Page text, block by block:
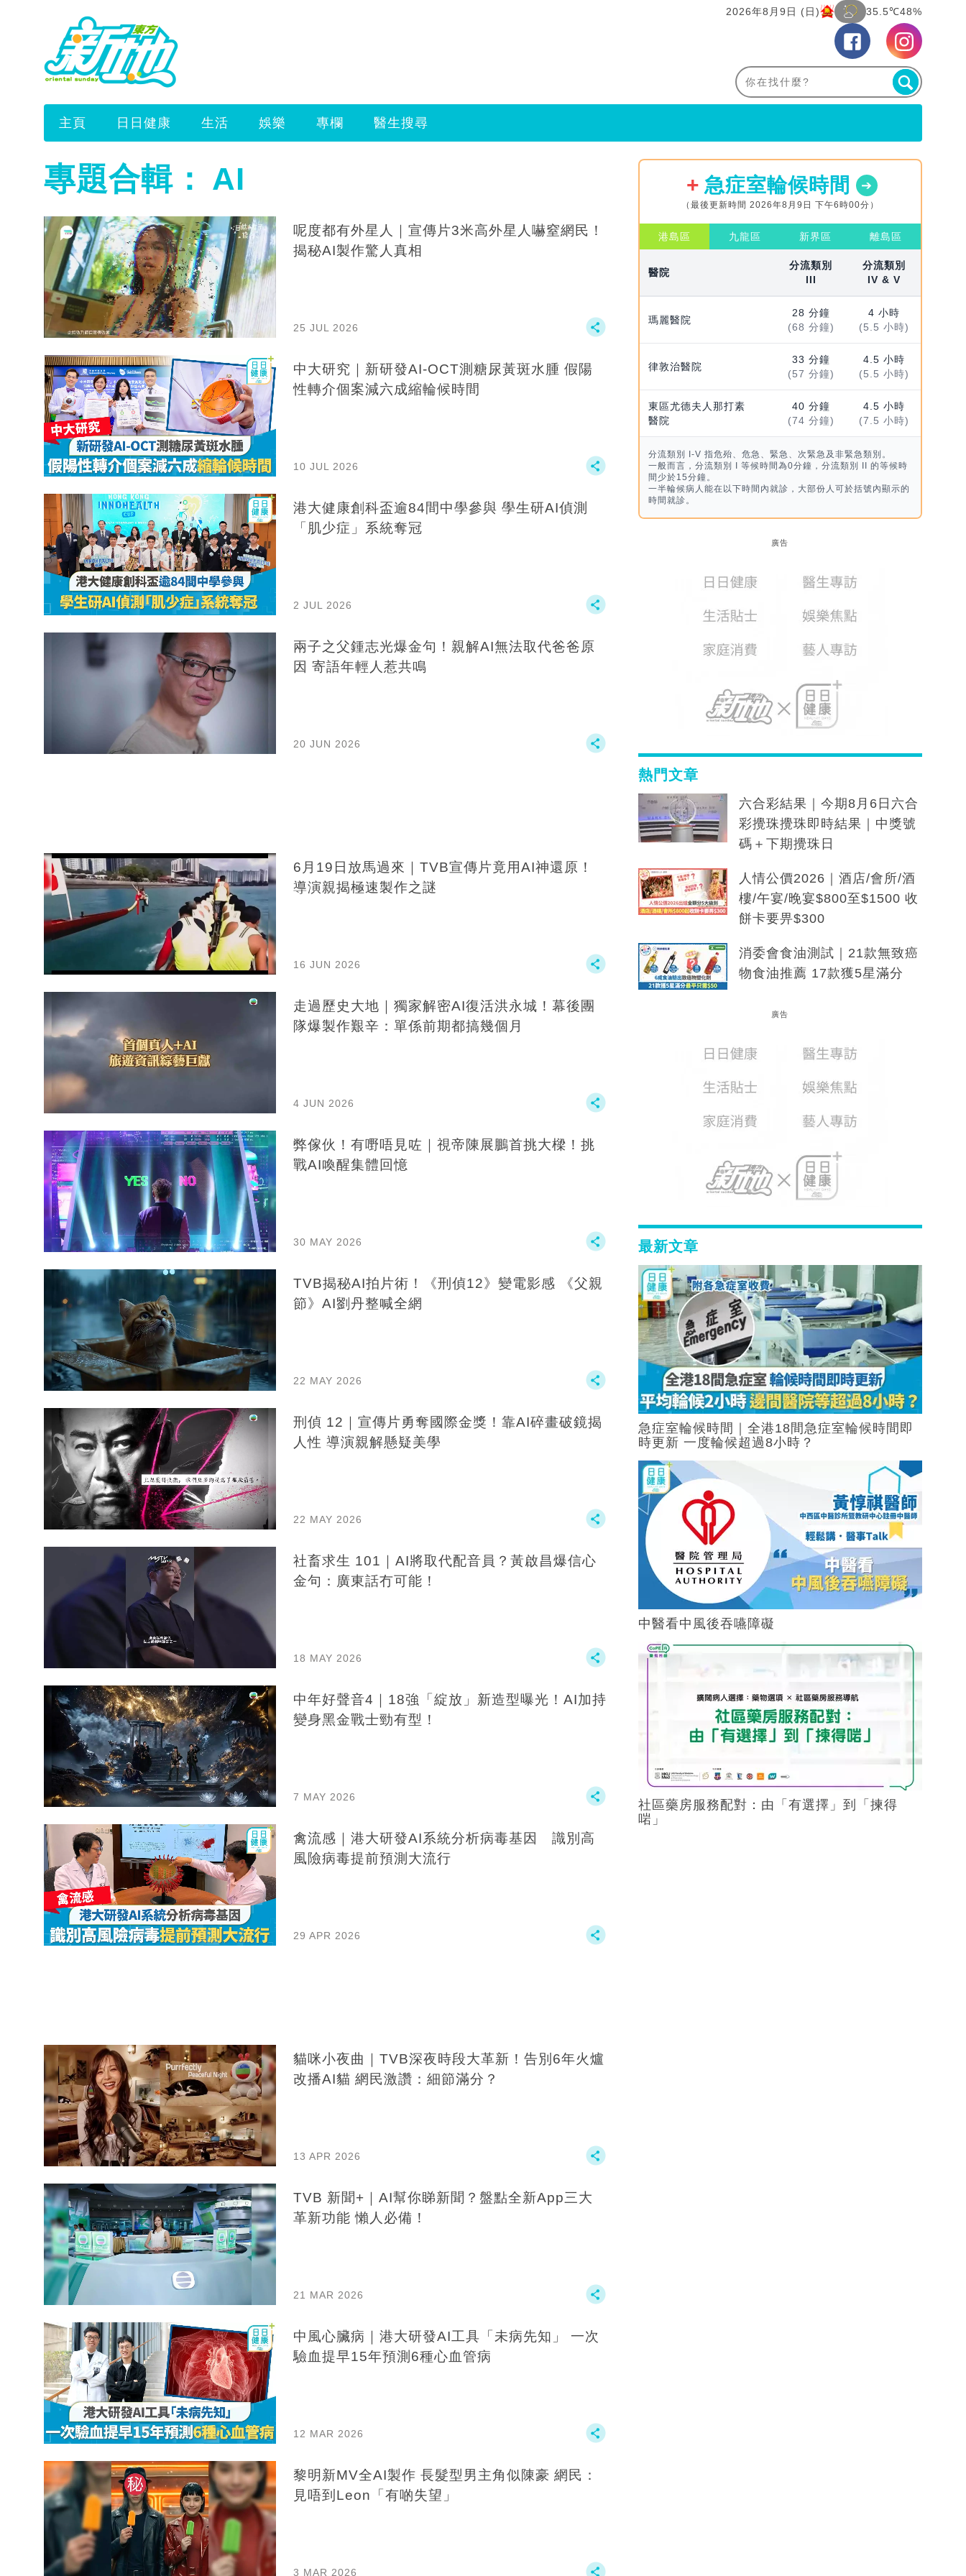
2026年8月9日 (日) 35.5℃48%
主頁 日日健康 生活 娛樂 專欄 醫生搜尋
專題合輯： AI
呢度都有外星人｜宣傳片3米高外星人嚇窒網民！
揭秘AI製作驚人真相
25 JUL 2026
中大研究｜新研發AI-OCT測糖尿黃斑水腫 假陽
性轉介個案減六成縮輪候時間
10 JUL 2026
港大健康創科盃逾84間中學參與 學生研AI偵測
「肌少症」系統奪冠
2 JUL 2026
兩子之父鍾志光爆金句！親解AI無法取代爸爸原
因 寄語年輕人惹共鳴
20 JUN 2026
6月19日放馬過來｜TVB宣傳片竟用AI神還原！
導演親揭極速製作之謎
16 JUN 2026
走過歷史大地｜獨家解密AI復活洪永城！幕後團
隊爆製作艱辛：單係前期都搞幾個月
4 JUN 2026
弊傢伙！有嘢唔見咗｜視帝陳展鵬首挑大樑！挑
戰AI喚醒集體回憶
30 MAY 2026
TVB揭秘AI拍片術！《刑偵12》變電影感 《父親
節》AI劉丹整喊全網
22 MAY 2026
刑偵 12｜宣傳片勇奪國際金獎！靠AI碎畫破鏡揭
人性 導演親解懸疑美學
22 MAY 2026
社畜求生 101｜AI將取代配音員？黃啟昌爆信心
金句：廣東話冇可能！
18 MAY 2026
中年好聲音4｜18強「綻放」新造型曝光！AI加持
變身黑金戰士勁有型！
7 MAY 2026
禽流感｜港大研發AI系統分析病毒基因 識別高
風險病毒提前預測大流行
29 APR 2026
貓咪小夜曲｜TVB深夜時段大革新！告別6年火爐
改播AI貓 網民激讚：細節滿分？
13 APR 2026
TVB 新聞+｜AI幫你睇新聞？盤點全新App三大
革新功能 懶人必備！
21 MAR 2026
中風心臟病｜港大研發AI工具「未病先知」 一次
驗血提早15年預測6種心血管病
12 MAR 2026
黎明新MV全AI製作 長髮型男主角似陳豪 網民：
見唔到Leon「有啲失望」
3 MAR 2026
急症室輪候時間
（最後更新時間 2026年8月9日 下午6時00分）
港島區 九龍區 新界區 離島區
醫院
分流類別
III
分流類別
IV & V
瑪麗醫院
28 分鐘
(68 分鐘)
4 小時
(5.5 小時)
律敦治醫院
33 分鐘
(57 分鐘)
4.5 小時
(5.5 小時)
東區尤德夫人那打素
醫院
40 分鐘
(74 分鐘)
4.5 小時
(7.5 小時)
分流類別 I-V 指危殆、危急、緊急、次緊急及非緊急類別。
一般而言，分流類別 I 等候時間為0分鐘，分流類別 II 的等候時
間少於15分鐘。
一半輪候病人能在以下時間內就診，大部份人可於括號內顯示的
時間就診。
廣告
熱門文章
六合彩結果｜今期8月6日六合
彩攪珠攪珠即時結果｜中獎號
碼＋下期攪珠日
人情公價2026｜酒店/會所/酒
樓/午宴/晚宴$800至$1500 收
餅卡要畀$300
消委會食油測試｜21款無致癌
物食油推薦 17款獲5星滿分
廣告
最新文章
急症室輪候時間｜全港18間急症室輪候時間即
時更新 一度輪候超過8小時？
中醫看中風後吞嚥障礙
社區藥房服務配對：由「有選擇」到「揀得
啱」